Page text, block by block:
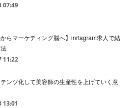
07:49
からマーケティング脳へ】inrtagram求人で結
11:22
ンツ化して美容師の生産性を上げていく意
13:01